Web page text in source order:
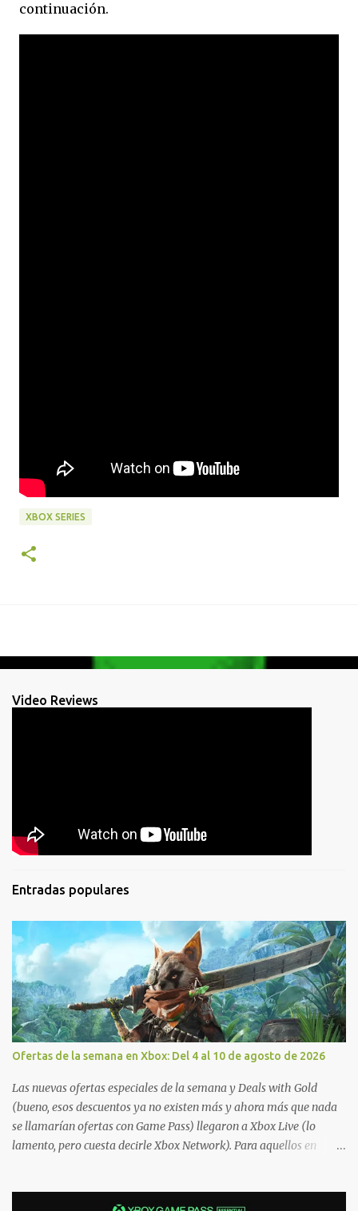
continuación.
XBOX SERIES
Video Reviews
Entradas populares
Ofertas de la semana en Xbox: Del 4 al 10 de agosto de 2026
Las nuevas ofertas especiales de la semana y Deals with Gold
(bueno, esos descuentos ya no existen más y ahora más que nada
se llamarían ofertas con Game Pass) llegaron a Xbox Live (lo
lamento, pero cuesta decirle Xbox Network). Para aquellos en
jugarlos y mantener un progreso compartido en Windows PC y